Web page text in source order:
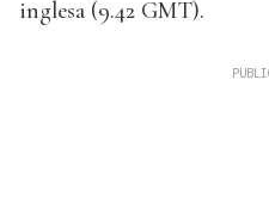
inglesa (9.42 GMT).